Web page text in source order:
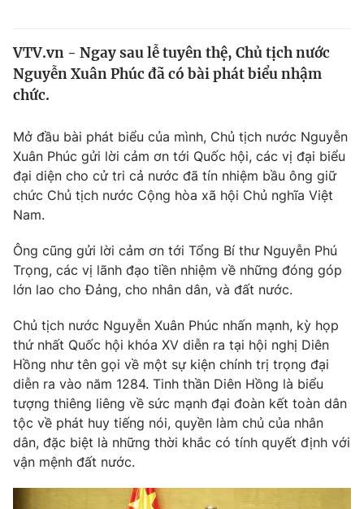
Thế giới
Thế giới đó đây
Câu chuyện quốc tế
Kinh tế
Tài chính
Thị trường
Dữ liệu và đời sống
Truyền hình
Phim VTV
Hậu trường
Nhân vật
Khán giả
Giải sao mai
Giải trí
Âm nhạc
Sao
Đời sống
Du lịch
Làm đẹp
Chất lượng cuộc sống
Giáo dục
Tuyển sinh
Học trực tuyến
Công nghệ
Hitech Công nghệ tương lai
Giao lưu trực tuyến
VTV.vn - Ngay sau lễ tuyên thệ, Chủ tịch nước
Nguyễn Xuân Phúc đã có bài phát biểu nhậm
chức.
Mở đầu bài phát biểu của mình, Chủ tịch nước Nguyễn
Xuân Phúc gửi lời cảm ơn tới Quốc hội, các vị đại biểu
đại diện cho cử tri cả nước đã tín nhiệm bầu ông giữ
chức Chủ tịch nước Cộng hòa xã hội Chủ nghĩa Việt
Nam.
Ông cũng gửi lời cảm ơn tới Tổng Bí thư Nguyễn Phú
Trọng, các vị lãnh đạo tiền nhiệm về những đóng góp
lớn lao cho Đảng, cho nhân dân, và đất nước.
Chủ tịch nước Nguyễn Xuân Phúc nhấn mạnh, kỳ họp
thứ nhất Quốc hội khóa XV diễn ra tại hội nghị Diên
Hồng như tên gọi về một sự kiện chính trị trọng đại
diễn ra vào năm 1284. Tinh thần Diên Hồng là biểu
tượng thiêng liêng về sức mạnh đại đoàn kết toàn dân
tộc về phát huy tiếng nói, quyền làm chủ của nhân
dân, đặc biệt là những thời khắc có tính quyết định với
vận mệnh đất nước.